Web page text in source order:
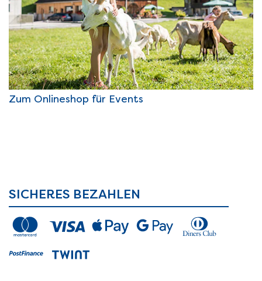
Zum Onlineshop für Events
SICHERES BEZAHLEN